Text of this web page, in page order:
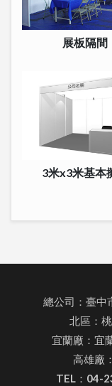
展板隔間
3米x3米基本
總公司：臺中
北區：
宜蘭廠：宜
高雄廠
TEL：04-